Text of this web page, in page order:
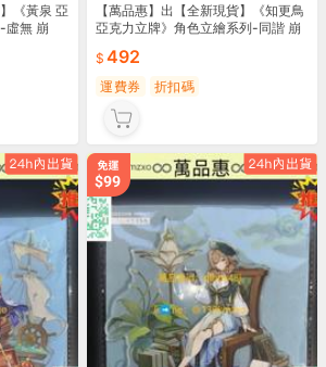
《黃泉 亞
虛無 崩
【萬品惠】出【全新現貨】《知更鳥
亞克力立牌》角色立繪系列-同諧 崩
492
運費券 折扣碼